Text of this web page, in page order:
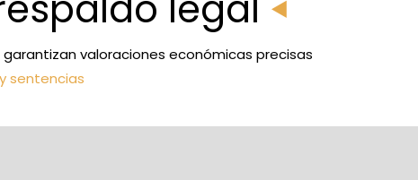
valoraciones económicas precisas
sentencias